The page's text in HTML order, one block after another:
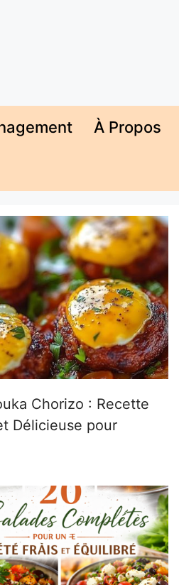
À Propos
Chorizo : Recette
Délicieuse pour